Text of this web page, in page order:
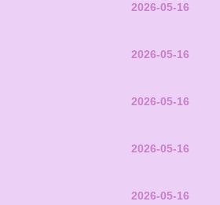
2026-05-16
2026-05-16
2026-05-16
2026-05-16
2026-05-16